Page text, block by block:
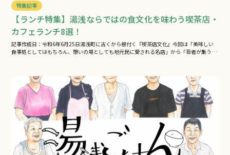
特集記事
【ランチ特集】湯浅ならではの食文化を味わう喫茶店・
カフェランチ8選！
記事作成日：令和6年6月25日湯浅町に古くから根付く『喫茶店文化』今回は「美味しい
食事処としてはもちろん、憩いの場としても地元民に愛される名店」から「若者が集う…